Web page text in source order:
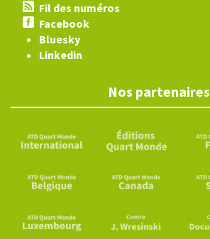
Fil des numéros
Facebook
Bluesky
Linkedin
Nos partenaires